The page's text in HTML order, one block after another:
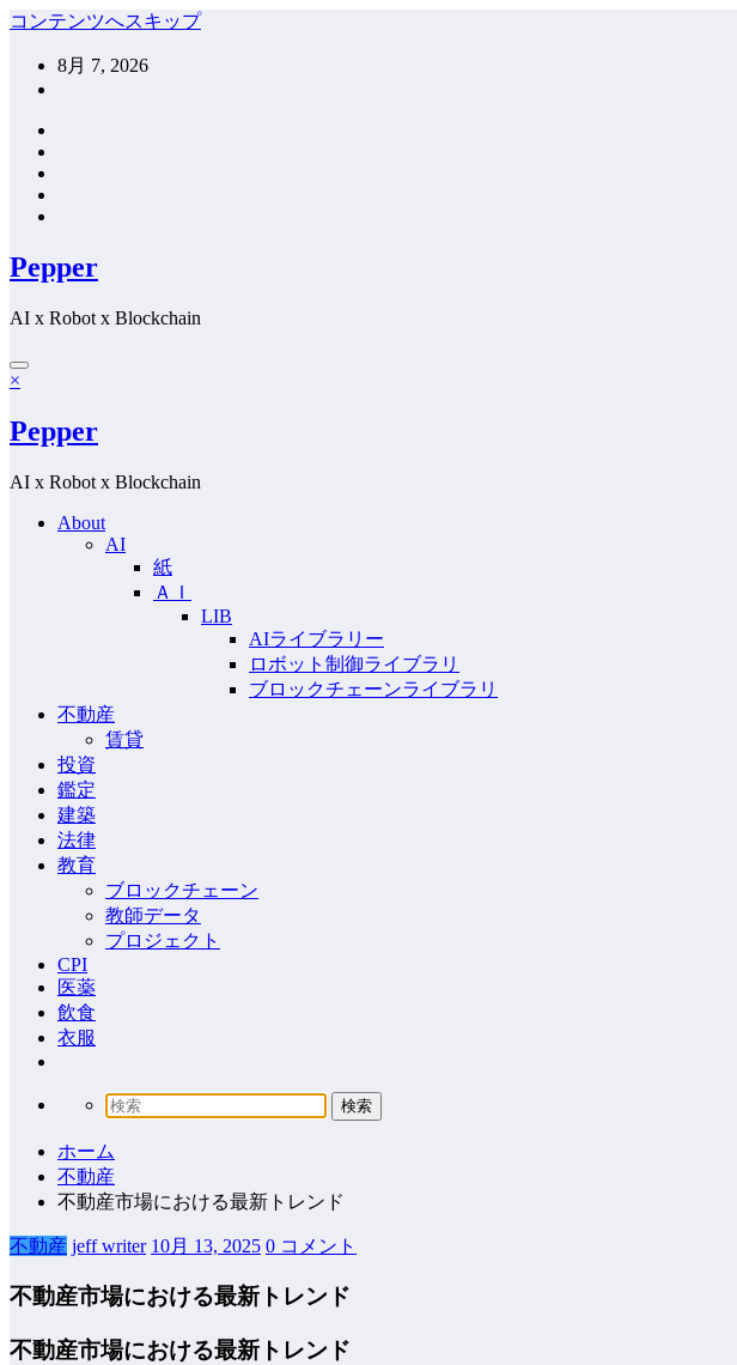
コンテンツへスキップ
8月 7, 2026
Pepper
AI x Robot x Blockchain
×
Pepper
AI x Robot x Blockchain
About
AI
紙
ＡＩ
LIB
AIライブラリー
ロボット制御ライブラリ
ブロックチェーンライブラリ
不動産
賃貸
投資
鑑定
建築
法律
教育
ブロックチェーン
教師データ
プロジェクト
CPI
医薬
飲食
衣服
ホーム
不動産
不動産市場における最新トレンド
不動産 jeff writer 10月 13, 2025 0 コメント
不動産市場における最新トレンド
不動産市場における最新トレンド